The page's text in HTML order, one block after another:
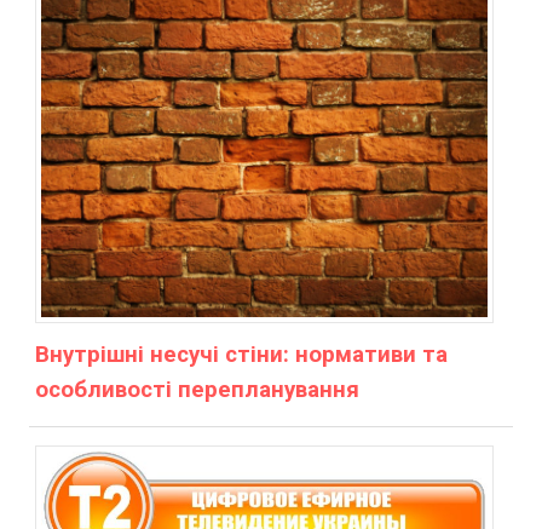
Внутрішні несучі стіни: нормативи та
особливості перепланування